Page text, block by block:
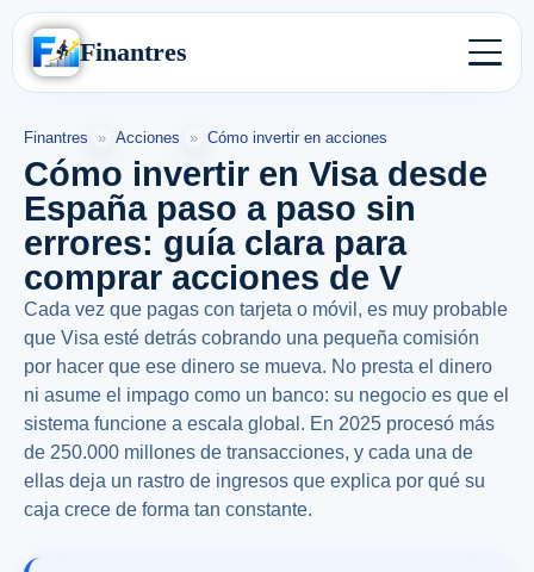
Finantres
Finantres » Acciones » Cómo invertir en acciones
Cómo invertir en Visa desde
España paso a paso sin
errores: guía clara para
comprar acciones de V
Cada vez que pagas con tarjeta o móvil, es muy probable
que Visa esté detrás cobrando una pequeña comisión
por hacer que ese dinero se mueva. No presta el dinero
ni asume el impago como un banco: su negocio es que el
sistema funcione a escala global. En 2025 procesó más
de 250.000 millones de transacciones, y cada una de
ellas deja un rastro de ingresos que explica por qué su
caja crece de forma tan constante.